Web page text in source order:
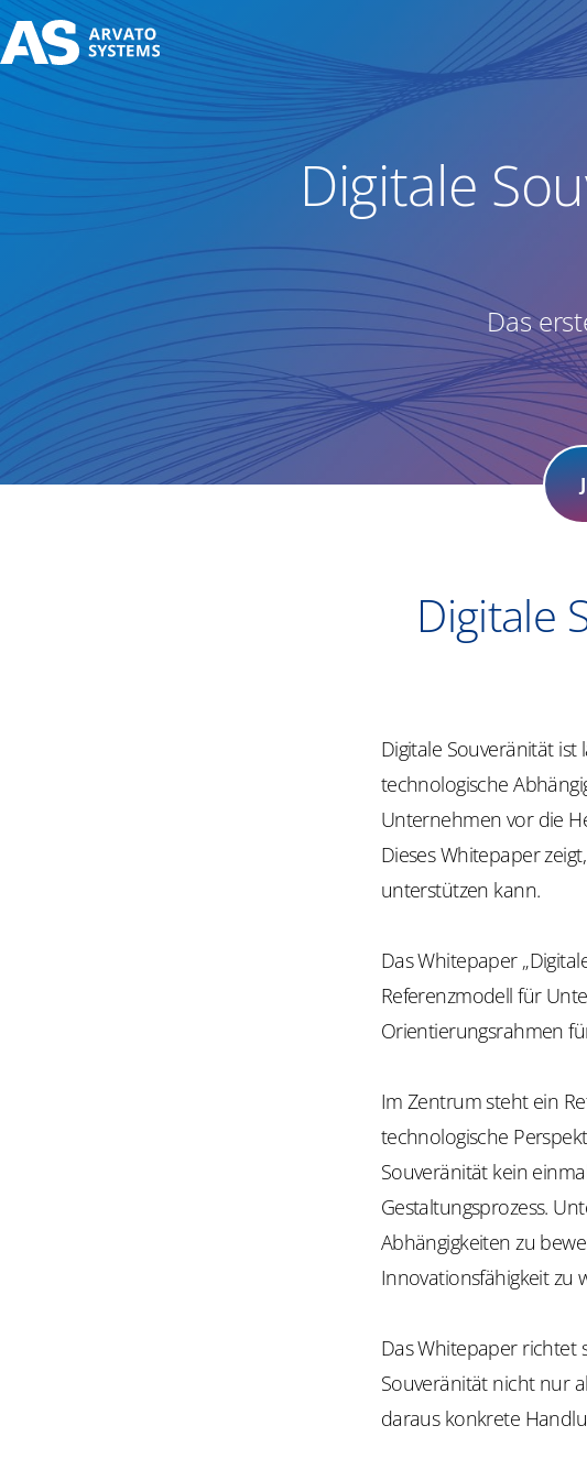
Digitale
Das
Digitale
Digitale Souveränität ist
technologische
Unternehmen vor die
Dieses Whitepaper
unterstützen kann.
Das Whitepaper
Referenzmodell für
Orientierungsrahmen
Im Zentrum steht ein
technologische
Souveränität kein
Gestaltungsprozess.
Abhängigkeiten zu
Innovationsfähigkeit zu
Das Whitepaper richtet
Souveränität nicht nur
daraus konkrete